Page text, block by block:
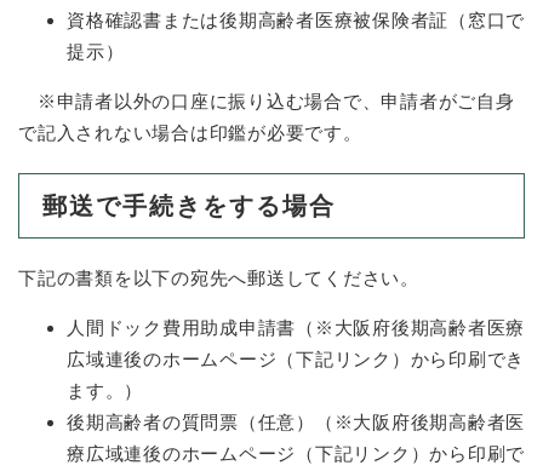
ひ
メ
ー
を
ら
く
化
ニ
ュ
ひ
ら
づ
・
環
境
メ
ニ
ュ
ー
ひ
く
しごと・産業
と
・
業
の
ュ
を
ひ
市政情報
市
報
の
ニ
ー
を
ら
資格確認書または後期高齢者医療被保険者証（窓口で
提示）
※申請者以外の口座に振り込む場合で、申請者がご自身
で記入されない場合は印鑑が必要です。
郵送で手続きをする場合
下記の書類を以下の宛先へ郵送してください。
人間ドック費用助成申請書（※大阪府後期高齢者医療
広域連後のホームページ（下記リンク）から印刷でき
ます。）
後期高齢者の質問票（任意）（※大阪府後期高齢者医
療広域連後のホームページ（下記リンク）から印刷で